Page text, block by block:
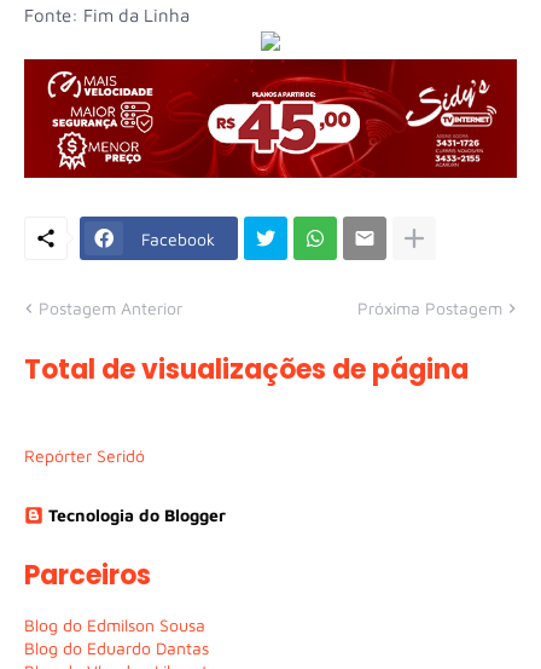
Fonte: Fim da Linha
Facebook
Postagem Anterior Próxima Postagem
Total de visualizações de página
Repórter Seridó
Tecnologia do Blogger
Parceiros
Blog do Edmilson Sousa
Blog do Eduardo Dantas